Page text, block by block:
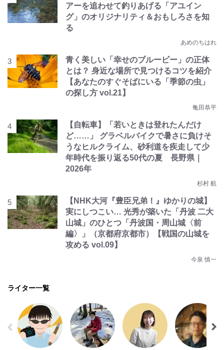
アーを追わせて釣りあげる「アユイン
グ」のオリジナリティ＆おもしろさを知
る
あめのちはれ
青く美しい「幸せのブルービー」の正体
とは？ 身近な場所で見つけるコツを紹介
【あなたのすぐそばにいる「季節の虫」
の探し方 vol.21】
亀田恭平
【自転車】「若いときは登れたんだけ
ど……」 グラベルバイクで暑さに負けそ
うなヒルクライム、砂利道を疾走して少
年時代を振り返る50代の夏 長野県｜
2026年
杉村 航
【NHK大河『豊臣兄弟！』ゆかりの城】
実にしつこい… 光秀が築いた「丹波 二大
山城」のひとつ「丹波国・周山城〈前
編〉」（京都府京都市）【戦国の山城を
攻める vol.09】
今泉 慎一
ライター一覧